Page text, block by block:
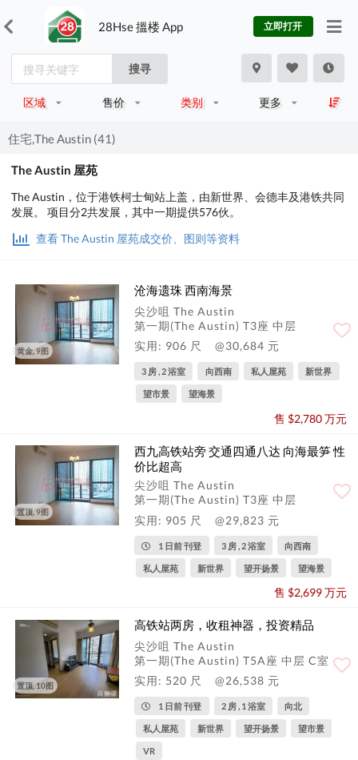
28Hse 搵楼 App 立即打开
搜寻
区域 售价 类别 更多
住宅,The Austin (41)
The Austin 屋苑
The Austin，位于港铁柯士甸站上盖，由新世界、会德丰及港铁共同
发展。 项目分2共发展，其中一期提供576伙。
查看 The Austin 屋苑成交价、图则等资料
黄金, 9图
沧海遗珠 西南海景
尖沙咀 The Austin
第一期(The Austin) T3座 中层
实用: 906 尺
@30,684 元
3 房 , 2 浴室 向西南 私人屋苑 新世界
望市景 望海景
售 $2,780 万元
置顶, 9图
西九高铁站旁 交通四通八达 向海最笋 性
价比超高
尖沙咀 The Austin
第一期(The Austin) T3座 中层
实用: 905 尺
@29,823 元
1 日前 刊登 3 房 , 2 浴室 向西南
私人屋苑 新世界 望开扬景 望海景
售 $2,699 万元
置顶, 10图
高铁站两房，收租神器，投资精品
尖沙咀 The Austin
第一期(The Austin) T5A座 中层 C室
实用: 520 尺
@26,538 元
1 日前 刊登 2 房 , 1 浴室 向北
私人屋苑 新世界 望开扬景 望市景
VR